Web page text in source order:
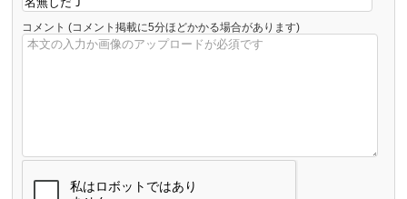
コメント (コメント掲載に5分ほどかかる場合があります)